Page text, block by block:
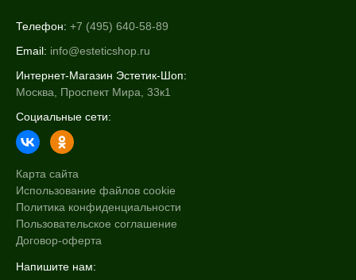
Объём
6 мл
8 мл
Показать еще
Ингредиенты
Койевая кислота
Телефон: +7 (495) 640-58-89
Email: info@esteticshop.ru
Интернет-Магазин Эстетик-Шоп:
Москва, Проспект Мира, 33к1
Социальные сети:
Карта сайта
Использование файлов cookie
Политика конфиденциальности
Пользовательское соглашение
Договор-оферта
Напишите нам: